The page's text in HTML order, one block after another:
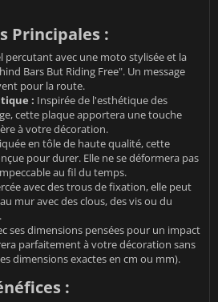
Principales :
percutant avec une moto stylisée et la
Bars But Riding Free". Un message
pour la route.
: Inspirée de l'esthétique des
cette plaque apportera une touche
à votre décoration.
en tôle de haute qualité, cette
pour durer. Elle ne se déformera pas
au fil du temps.
avec des trous de fixation, elle peut
mur avec des clous, des vis ou du
ses dimensions pensées pour un impact
parfaitement à votre décoration sans
dimensions exactes en cm ou mm).
: